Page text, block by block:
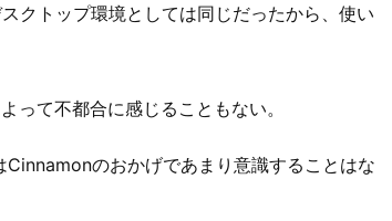
クトップ環境としては同じだったから、使い
て不都合に感じることもない。
のおかげであまり意識することはな